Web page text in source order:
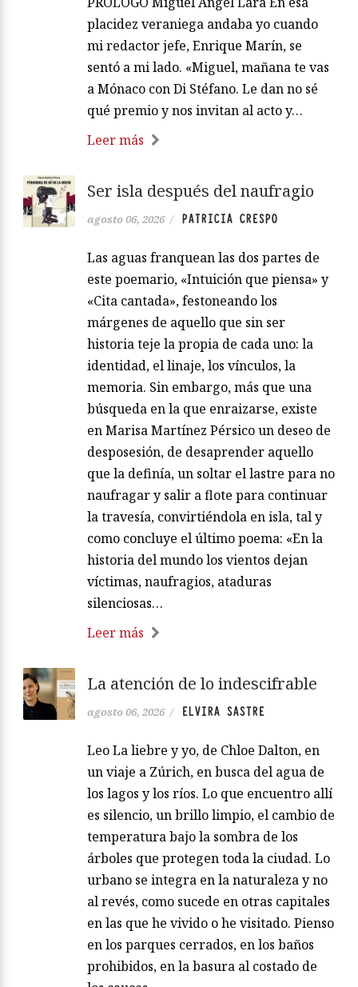
placidez veraniega andaba yo cuando
mi redactor jefe, Enrique Marín, se
sentó a mi lado. «Miguel, mañana te vas
a Mónaco con Di Stéfano. Le dan no sé
qué premio y nos invitan al acto y…
Leer más
Ser isla después del naufragio
agosto 06, 2026 / PATRICIA CRESPO
Las aguas franquean las dos partes de
este poemario, «Intuición que piensa» y
«Cita cantada», festoneando los
márgenes de aquello que sin ser
historia teje la propia de cada uno: la
identidad, el linaje, los vínculos, la
memoria. Sin embargo, más que una
búsqueda en la que enraizarse, existe
en Marisa Martínez Pérsico un deseo de
desposesión, de desaprender aquello
que la definía, un soltar el lastre para no
naufragar y salir a flote para continuar
la travesía, convirtiéndola en isla, tal y
como concluye el último poema: «En la
historia del mundo los vientos dejan
víctimas, naufragios, ataduras
silenciosas…
Leer más
La atención de lo indescifrable
agosto 06, 2026 / ELVIRA SASTRE
Leo La liebre y yo, de Chloe Dalton, en
un viaje a Zúrich, en busca del agua de
los lagos y los ríos. Lo que encuentro allí
es silencio, un brillo limpio, el cambio de
temperatura bajo la sombra de los
árboles que protegen toda la ciudad. Lo
urbano se integra en la naturaleza y no
al revés, como sucede en otras capitales
en las que he vivido o he visitado. Pienso
en los parques cerrados, en los baños
prohibidos, en la basura al costado de